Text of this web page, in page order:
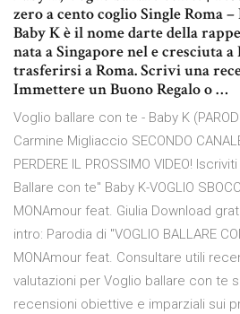
zero a cento coglio Single Roma
Baby K è il nome darte della
nata a Singapore nel e cresciuta
trasferirsi a Roma. Scrivi una
Immettere un Buono Regalo o …
Voglio ballare con te - Baby K
Carmine Migliaccio SECONDO
PERDERE IL PROSSIMO VIDEO!
Ballare con te" Baby K-VOGLIO
MONAmour feat. Giulia Download
intro: Parodia di "VOGLIO BALLARE
MONAmour feat. Consultare utili
valutazioni per Voglio ballare con te
recensioni obiettive e imparziali sui